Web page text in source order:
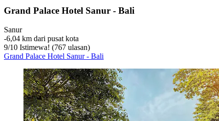
Grand Palace Hotel Sanur - Bali
Sanur
‐6,04 km dari pusat kota
9/10 Istimewa! (767 ulasan)
Grand Palace Hotel Sanur - Bali